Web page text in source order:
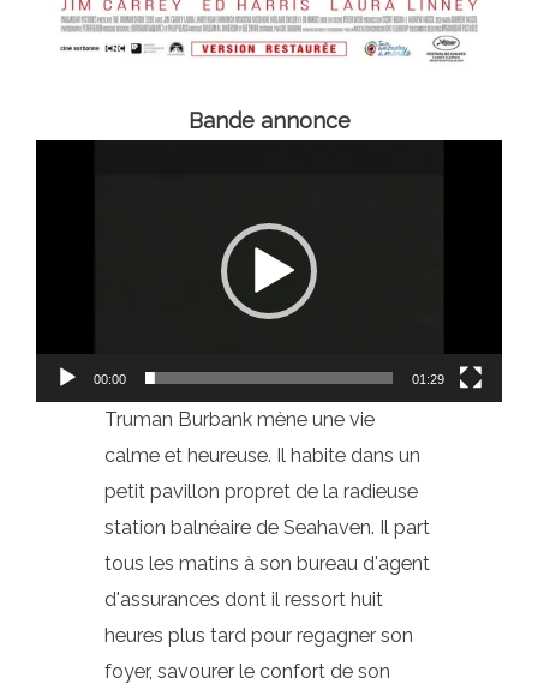
Bande annonce
00:00 01:29
Truman Burbank mène une vie
calme et heureuse. Il habite dans un
petit pavillon propret de la radieuse
station balnéaire de Seahaven. Il part
tous les matins à son bureau d'agent
d'assurances dont il ressort huit
heures plus tard pour regagner son
foyer, savourer le confort de son